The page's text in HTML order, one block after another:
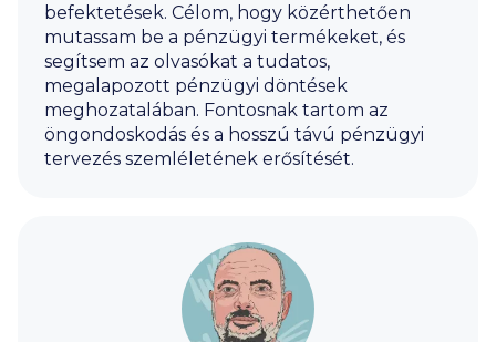
befektetések. Célom, hogy közérthetően
mutassam be a pénzügyi termékeket, és
segítsem az olvasókat a tudatos,
megalapozott pénzügyi döntések
meghozatalában. Fontosnak tartom az
öngondoskodás és a hosszú távú pénzügyi
tervezés szemléletének erősítését.